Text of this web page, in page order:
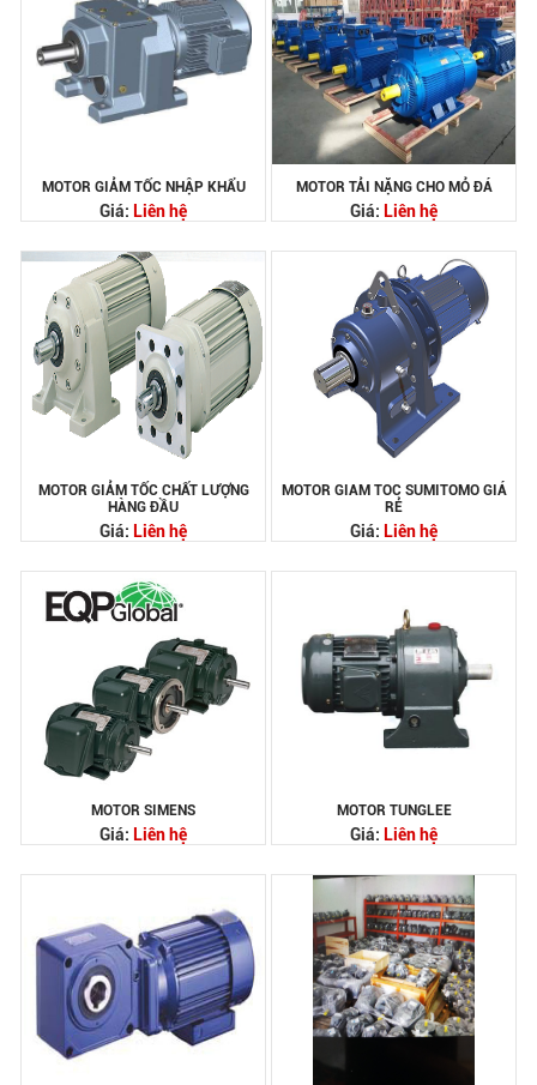
MOTOR GIẢM TỐC NHẬP KHẨU
Giá: Liên hệ
MOTOR TẢI NẶNG CHO MỎ ĐÁ
Giá: Liên hệ
MOTOR GIẢM TỐC CHẤT LƯỢNG
HÀNG ĐẦU
Giá: Liên hệ
MOTOR GIAM TOC SUMITOMO GIÁ
RẺ
Giá: Liên hệ
MOTOR SIMENS
Giá: Liên hệ
MOTOR TUNGLEE
Giá: Liên hệ